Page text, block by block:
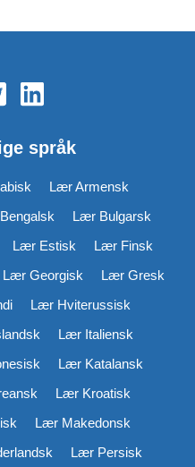
språk
Lær Armensk
Lær Bulgarsk
Lær Estisk
Lær Finsk
Lær Georgisk
Lær Gresk
Lær Hviterussisk
Lær Italiensk
Lær Katalansk
Lær Kroatisk
Lær Makedonsk
Lær Persisk